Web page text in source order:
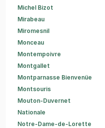
Michel Bizot
Mirabeau
Miromesnil
Monceau
Montempoivre
Montgallet
Montparnasse Bienvenüe
Montsouris
Mouton-Duvernet
Nationale
Notre-Dame-de-Lorette